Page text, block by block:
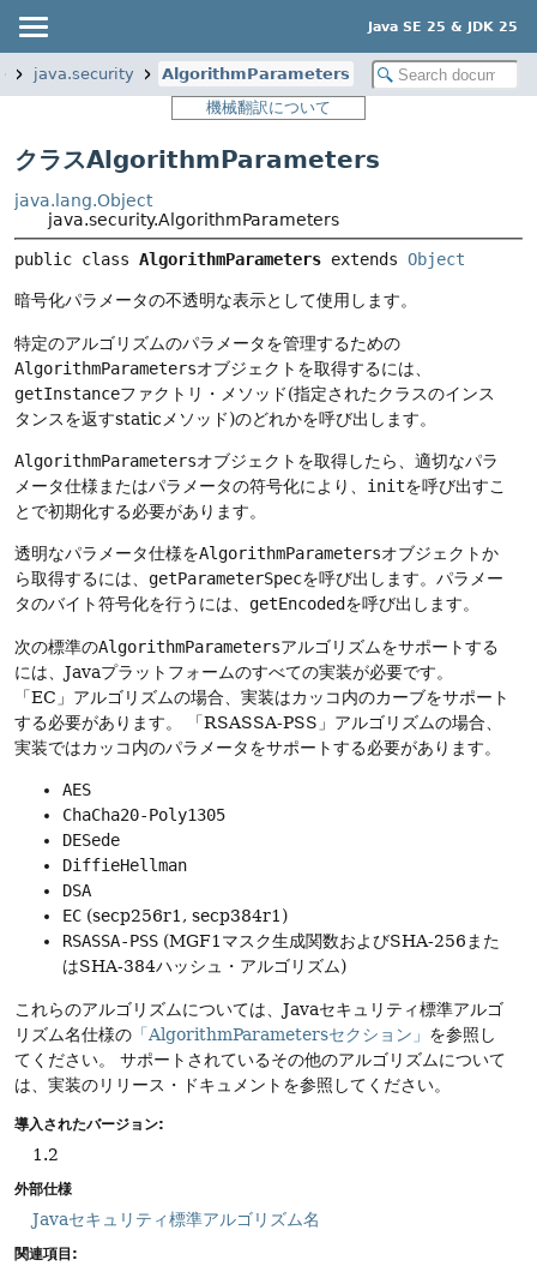
Java SE 25 & JDK 25
java.security
AlgorithmParameters
機械翻訳について
クラスAlgorithmParameters
java.lang.Object
java.security.AlgorithmParameters
public class AlgorithmParameters extends Object
暗号化パラメータの不透明な表示として使用します。
特定のアルゴリズムのパラメータを管理するための
AlgorithmParametersオブジェクトを取得するには、
getInstanceファクトリ・メソッド(指定されたクラスのインス
タンスを返すstaticメソッド)のどれかを呼び出します。
AlgorithmParametersオブジェクトを取得したら、適切なパラ
メータ仕様またはパラメータの符号化により、 initを呼び出すこ
とで初期化する必要があります。
透明なパラメータ仕様をAlgorithmParametersオブジェクトか
ら取得するには、 getParameterSpecを呼び出します。パラメー
タのバイト符号化を行うには、 getEncodedを呼び出します。
次の標準のAlgorithmParametersアルゴリズムをサポートする
には、Javaプラットフォームのすべての実装が必要です。
「EC」アルゴリズムの場合、実装はカッコ内のカーブをサポート
する必要があります。
「RSASSA-PSS」アルゴリズムの場合、
実装ではカッコ内のパラメータをサポートする必要があります。
AES
ChaCha20-Poly1305
DESede
DiffieHellman
DSA
EC (secp256r1, secp384r1)
RSASSA-PSS (MGF1マスク生成関数およびSHA-256また
はSHA-384ハッシュ・アルゴリズム)
これらのアルゴリズムについては、Javaセキュリティ標準アルゴ
リズム名仕様の 「AlgorithmParametersセクション」 を参照し
てください。
サポートされているその他のアルゴリズムについて
は、実装のリリース・ドキュメントを参照してください。
導入されたバージョン:
1.2
外部仕様
Javaセキュリティ標準アルゴリズム名
関連項目: